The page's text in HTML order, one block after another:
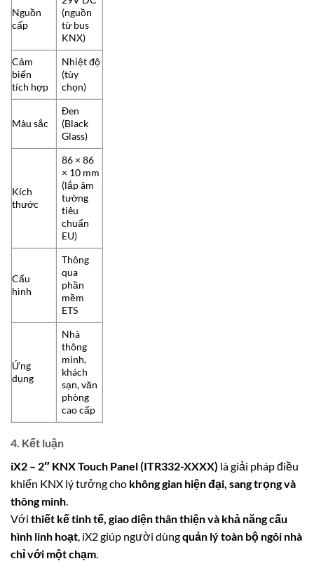
Nguồn
cấp
(nguồn
từ bus
KNX)
Cảm
biến
tích hợp
Nhiệt độ
(tùy
chọn)
Màu sắc
Đen
(Black
Glass)
Kích
thước
86 × 86
× 10 mm
(lắp âm
tường
tiêu
chuẩn
EU)
Cấu
hình
Thông
qua
phần
mềm
ETS
Ứng
dụng
Nhà
thông
minh,
khách
sạn, văn
phòng
cao cấp
4. Kết luận
iX2 – 2″ KNX Touch Panel (ITR332-XXXX) là giải pháp điều
khiển KNX lý tưởng cho không gian hiện đại, sang trọng và
thông minh.
Với thiết kế tinh tế, giao diện thân thiện và khả năng cấu
hình linh hoạt, iX2 giúp người dùngquản lý toàn bộ ngôi nhà
chỉ với một chạm.